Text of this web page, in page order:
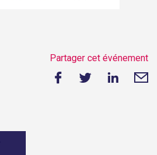
Partager cet événement